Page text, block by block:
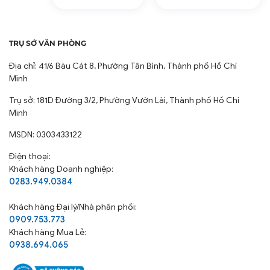
Bền đẹp: Màu sắc bền màu, không phai, dễ dàng giặt
cạnh tranh.
Không giặt chung sản phẩm với các loại vải khác, đặc
biệt là các loại vải bề mặt cứng, có dây kéo dạng lớn
mặt vải và làm sản phẩm bị xù lông.
Không sử dụng thuốc tẩy hoặc các loại nước giặt có
Không sấy sản phẩm ở mức nhiệt độ quá cao hoặc
phơi trực tiếp dưới ánh nắng gắt
Bảo quản sản phẩm ở nơi khô ráo, thoáng mát, tránh
TRỤ SỞ VĂN PHÒNG
Địa chỉ: 41/6 Bàu Cát 8, Phường Tân Bình, Thành phố Hồ Chí
Minh
Trụ sở: 181D Đường 3/2, Phường Vườn Lài, Thành phố Hồ Chí
Minh
MSDN: 0303433122
Điện thoại:
Khách hàng Doanh nghiệp:
0283.949.0384
Khách hàngĐại lý/Nhà phân phối:
0909.753.773
Khách hàng Mua Lẻ:
0938.694.065